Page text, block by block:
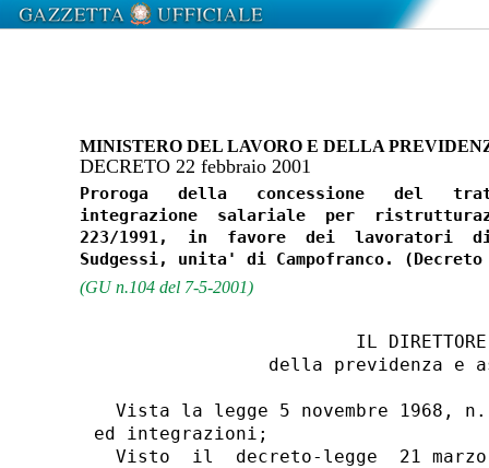
MINISTERO DEL LAVORO E DELLA
DECRETO 22 febbraio 2001
Proroga   della   concessione   del
integrazione  salariale  per
223/1991,  in  favore  dei  lavoratori
(GU n.104 del 7-5-2001)
IL
della previdenza e
Vista la legge 5 novembre 1968,
ed integrazioni;
Visto  il  decreto-legge  21